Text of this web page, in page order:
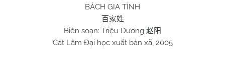
BÁCH GIA TÍNH
百家姓
Biên soạn: Triệu Dương 赵阳
Cát Lâm Đại học xuất bản xã, 2005